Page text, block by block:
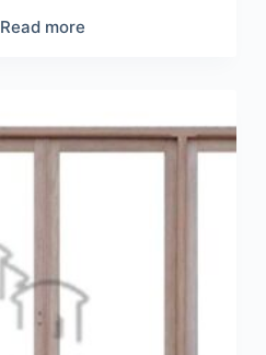
Read more